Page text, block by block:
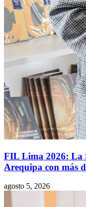
FIL Lima 2026: La
Arequipa con más
agosto 5, 2026